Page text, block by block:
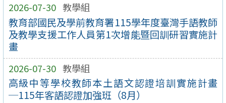
2026-07-30 教學組
教育部國民及學前教育署115學年度臺灣手語教師
及教學支援工作人員第1次增能暨回訓研習實施計
畫
2026-07-30 教學組
高級中等學校教師本土語文認證培訓實施計畫
─115年客語認證加強班（8月）